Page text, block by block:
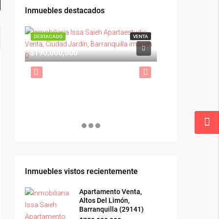
Inmuebles destacados
DESTACADO VENTA
$190,000,000
Inmuebles vistos recientemente
Apartamento Venta,
Altos Del Limón,
Barranquilla (29141)